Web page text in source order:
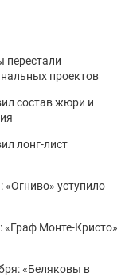
перестали
проектов
состав жюри и
лонг-лист
«Огниво» уступило
«Граф Монте-Кристо»
«Беляковы в